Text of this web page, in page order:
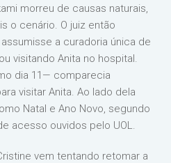
morreu de causas naturais,
o cenário. O juiz então
a curadoria única de
visitando Anita no hospital.
dia 11— comparecia
visitar Anita. Ao lado dela
Natal e Ano Novo, segundo
acesso ouvidos pelo UOL.
vem tentando retomar a